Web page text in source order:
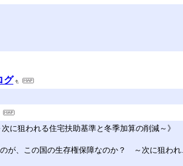
グ
に狙われる住宅扶助基準と冬季加算の削減～》
が、この国の生存権保障なのか？ ～次に狙われ...